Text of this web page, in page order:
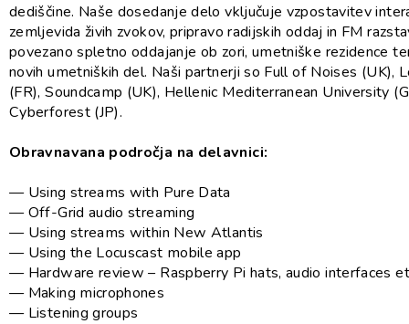
dediščine. Naše dosedanje delo vključuje vzpostavitev
zemljevida živih zvokov, pripravo radijskih oddaj in FM
povezano spletno oddajanje ob zori, umetniške rezidence
novih umetniških del. Naši partnerji so Full of Noises (UK),
(FR), Soundcamp (UK), Hellenic Mediterranean University
Cyberforest (JP).
Obravnavana področja na delavnici:
— Using streams with Pure Data
— Off-Grid audio streaming
— Using streams within New Atlantis
— Using the Locuscast mobile app
— Hardware review – Raspberry Pi hats, audio interfaces
— Making microphones
— Listening groups